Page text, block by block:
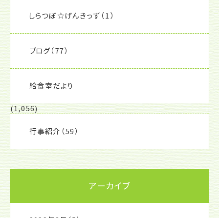
しらつぼ☆げんきっず （1）
ブログ（77）
給食室だより
(1,056)
行事紹介 （59）
アーカイブ